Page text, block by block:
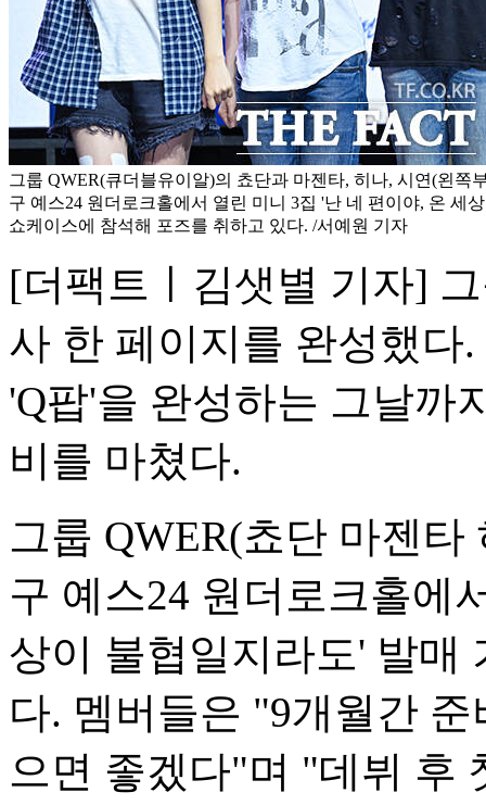
그룹 QWER(큐더블유이알)의 쵸단과 마젠타, 히나, 시연(왼쪽
구 예스24 원더로크홀에서 열린 미니 3집 '난 네 편이야, 온 세
쇼케이스에 참석해 포즈를 취하고 있다. /서예원 기자
[더팩트ㅣ김샛별 기자]
사 한 페이지를 완성했다
'Q팝'을 완성하는 그날까
비를 마쳤다.
그룹 QWER(쵸단 마젠
구 예스24 원더로크홀에
상이 불협일지라도' 발매
다. 멤버들은 "9개월간
으면 좋겠다"며 "데뷔 후